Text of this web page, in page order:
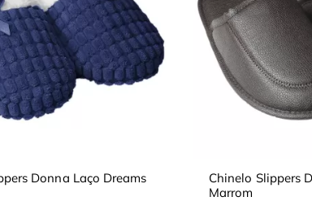
Donna Laço Dreams
Chinelo Slippers
Marrom